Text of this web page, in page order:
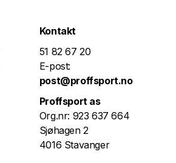
Kontakt
51 82 67 20
E-post:
post@proffsport.no
Proffsport as
Org.nr: 923 637 664
Sjøhagen 2
4016 Stavanger